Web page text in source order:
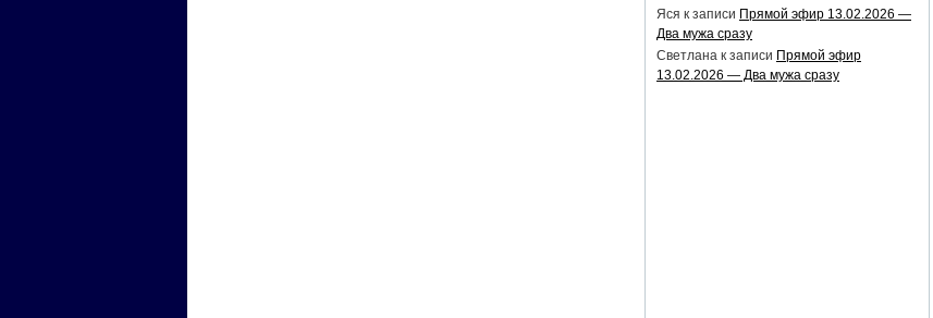
Яся к записи Прямой эфир 13.02.2026 —
Два мужа сразу
Светлана к записи Прямой эфир
13.02.2026 — Два мужа сразу